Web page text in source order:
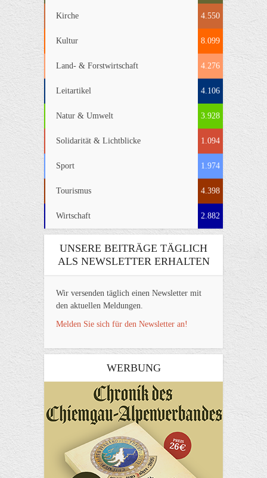
Kirche 4.550
Kultur 8.099
Land- & Forstwirtschaft 4.276
Leitartikel 4.106
Natur & Umwelt 3.928
Solidarität & Lichtblicke 1.094
Sport 1.974
Tourismus 4.398
Wirtschaft 2.882
UNSERE BEITRÄGE TÄGLICH
ALS NEWSLETTER ERHALTEN
Wir versenden täglich einen Newsletter mit
den aktuellen Meldungen.
Melden Sie sich für den Newsletter an!
WERBUNG